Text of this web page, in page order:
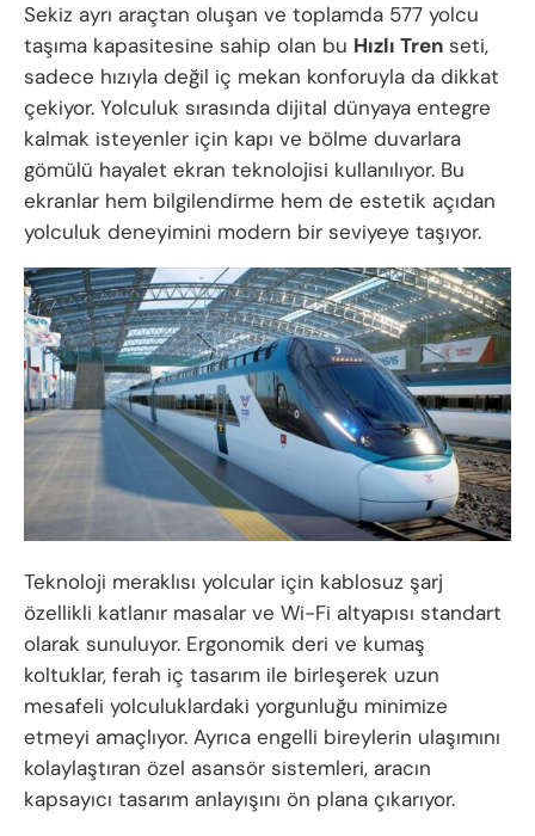
Sekiz ayrı araçtan oluşan ve toplamda 577 yolcu
taşıma kapasitesine sahip olan bu Hızlı Tren seti,
sadece hızıyla değil iç mekan konforuyla da dikkat
çekiyor. Yolculuk sırasında dijital dünyaya entegre
kalmak isteyenler için kapı ve bölme duvarlara
gömülü hayalet ekran teknolojisi kullanılıyor. Bu
ekranlar hem bilgilendirme hem de estetik açıdan
yolculuk deneyimini modern bir seviyeye taşıyor.
Teknoloji meraklısı yolcular için kablosuz şarj
özellikli katlanır masalar ve Wi-Fi altyapısı standart
olarak sunuluyor. Ergonomik deri ve kumaş
koltuklar, ferah iç tasarım ile birleşerek uzun
mesafeli yolculuklardaki yorgunluğu minimize
etmeyi amaçlıyor. Ayrıca engelli bireylerin ulaşımını
kolaylaştıran özel asansör sistemleri, aracın
kapsayıcı tasarım anlayışını ön plana çıkarıyor.